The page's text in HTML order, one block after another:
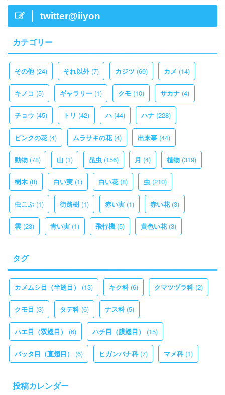
twitter@iiyon
カテゴリー
その他(24) それ以外 (7) カジツ (69) カメ (14)
キノコ (5) ギャラリー (1) クモ (10) サカナ (4)
チョウ (45) トリ (42) ハ (44) ハナ (228)
ピンクの花(4) ムラサキの花(4) 出来事 (44)
動物 (78) 山 (1) 昆虫 (156) 月 (4) 植物 (319)
樹木 (8) 白い実 (1) 白い花(8) 虫 (210)
虫こぶ (1) 街路樹 (1) 赤い実 (1) 赤い花(3)
雲 (23) 青い実 (1) 飛行機 (5) 黄色い花(3)
タグ
カメムシ目（半翅目） (13) キク科(6) クマツヅラ科(2)
クモ目 (3) タデ科(6) ナス科(5)
ハエ目（双翅目） (6) ハチ目（膜翅目） (15)
バッタ目（直翅目） (6) ヒガンバナ科(7) マメ科(1)
投稿カレンダー